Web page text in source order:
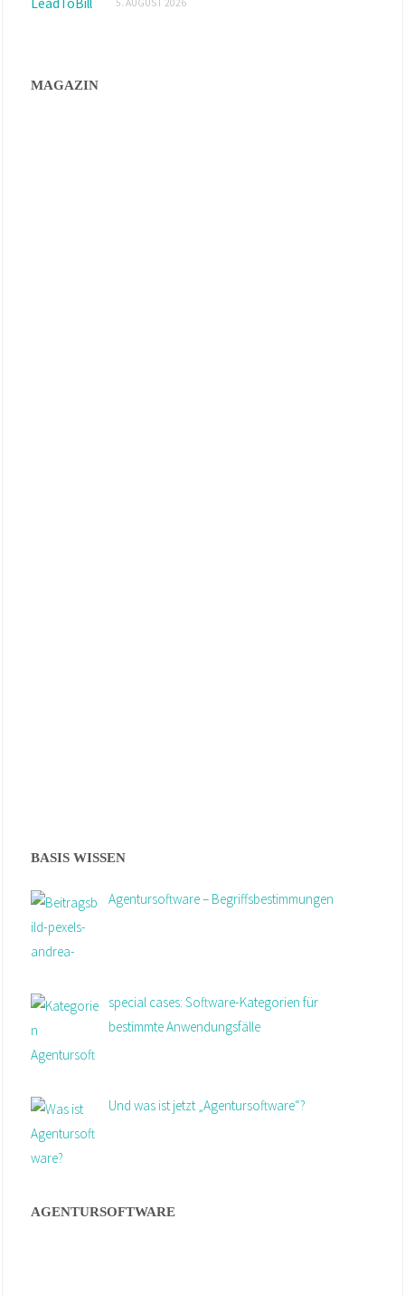
5. AUGUST 2026
MAGAZIN
BASIS WISSEN
Agentursoftware – Begriffsbestimmungen
special cases: Software-Kategorien für
bestimmte Anwendungsfälle
Und was ist jetzt „Agentursoftware“?
AGENTURSOFTWARE